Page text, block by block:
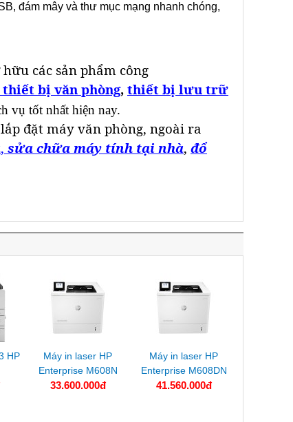
đám mây và thư mục mạng nhanh chóng,
các sản phẩm công
thiết bị văn phòng, thiết bị lưu trữ
vụ tốt nhất hiện nay.
đặt máy văn phòng, ngoài ra
, sửa chữa máy tính tại nhà, đổ
HP
Máy in laser HP
Enterprise M608N
33.600.000đ
Máy in laser HP
Enterprise M608DN
41.560.000đ